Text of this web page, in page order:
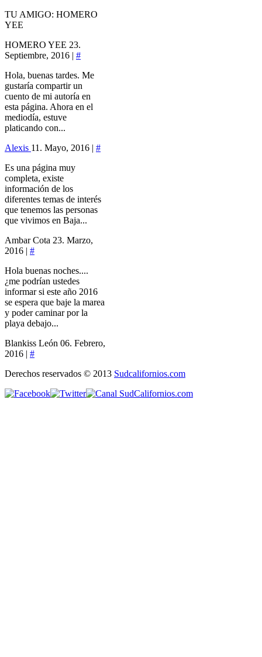
TU AMIGO: HOMERO
YEE
HOMERO YEE 23.
Septiembre, 2016 | #
Hola, buenas tardes. Me
gustaría compartir un
cuento de mi autoría en
esta página. Ahora en el
mediodía, estuve
platicando con...
Alexis 11. Mayo, 2016 | #
Es una página muy
completa, existe
información de los
diferentes temas de interés
que tenemos las personas
que vivimos en Baja...
Ambar Cota 23. Marzo,
2016 | #
Hola buenas noches....
¿me podrían ustedes
informar si este año 2016
se espera que baje la marea
y poder caminar por la
playa debajo...
Blankiss León 06. Febrero,
2016 | #
Derechos reservados © 2013 Sudcalifornios.com